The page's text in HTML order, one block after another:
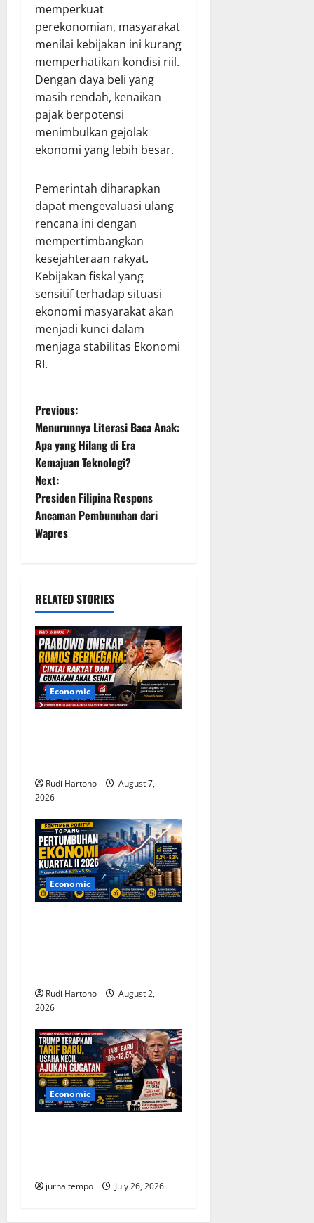
memperkuat
perekonomian, masyarakat
menilai kebijakan ini kurang
memperhatikan kondisi riil.
Dengan daya beli yang
masih rendah, kenaikan
pajak berpotensi
menimbulkan gejolak
ekonomi yang lebih besar.
Pemerintah diharapkan
dapat mengevaluasi ulang
rencana ini dengan
mempertimbangkan
kesejahteraan rakyat.
Kebijakan fiskal yang
sensitif terhadap situasi
ekonomi masyarakat akan
menjadi kunci dalam
menjaga stabilitas Ekonomi
RI.
P
o
s
t
n
v
i
g
a
t
n
Previous:
Menurunnya Literasi Baca Anak:
Apa yang Hilang di Era
Kemajuan Teknologi?
Next:
Presiden Filipina Respons
Ancaman Pembunuhan dari
Wapres
RELATED STORIES
Economic
Rudi Hartono
August 7,
2026
Economic
Rudi Hartono
August 2,
2026
Economic
jurnaltempo July 26, 2026